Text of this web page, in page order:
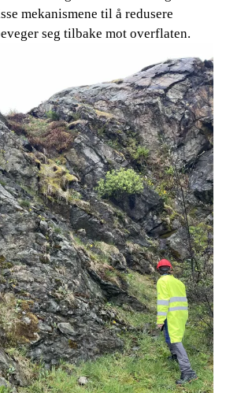
mekanismene til å redusere
seg tilbake mot overflaten.